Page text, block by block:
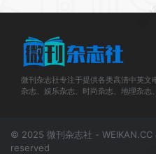
微刊杂志社专注于提供各类高清中英文
杂志、娱乐杂志、时尚杂志、地理杂志
© 2025 微刊杂志社 - WEIKAN.CC
reserved
微